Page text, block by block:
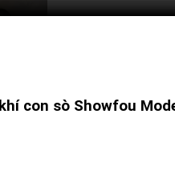
con sò Showfou